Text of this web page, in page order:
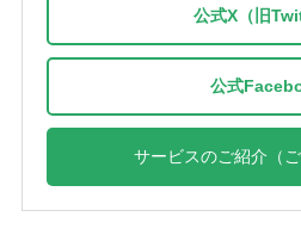
公式X（旧
公式
サービスのご紹介（ご